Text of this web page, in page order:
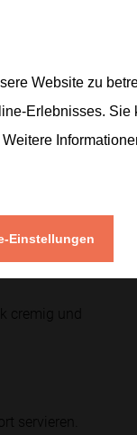
Honig
cremig und
servieren.
Website zu
Erlebnisses. Sie
Einstellungen